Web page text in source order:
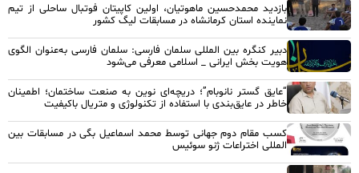
بازدید محمدحسین ماهوتیان، اولین کاپیتان فوتبال ساحلی از تیم
نماینده استان کرمانشاه در مسابقات لیگ کشور
دبیر کنگره بین المللی سلمان فارسی: سلمان فارسی به‌عنوان الگوی
هویت بخش ایرانی _ اسلامی معرفی می‌شود
“عایق گستر نانوبام”؛ دریچه‌ای نوین به صنعت ساختمان؛ اطمینان
خاطر در عایق‌بندی با استفاده از تکنولوژی و متریال باکیفیت
کسب مقام دوم جهانی توسط محمد اسماعیل بگی در مسابقات بین
المللی اختراعات ژنو سوئیس